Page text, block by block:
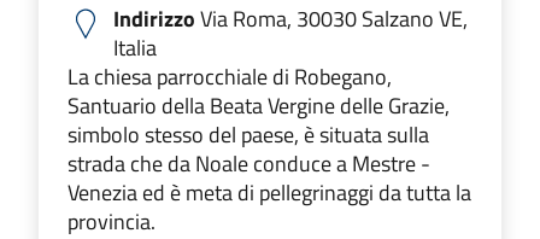
IndirizzoVia Roma, 30030 Salzano VE,
Italia
La chiesa parrocchiale di Robegano,
Santuario della Beata Vergine delle Grazie,
simbolo stesso del paese, è situata sulla
strada che da Noale conduce a Mestre -
Venezia ed è meta di pellegrinaggi da tutta la
provincia.